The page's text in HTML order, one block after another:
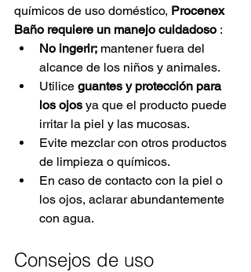
químicos de uso doméstico, Procenex
Baño requiere un manejo cuidadoso :
No ingerir; mantener fuera del
alcance de los niños y animales.
Utilice guantes y protección para
los ojos ya que el producto puede
irritar la piel y las mucosas.
Evite mezclar con otros productos
de limpieza o químicos.
En caso de contacto con la piel o
los ojos, aclarar abundantemente
con agua.
Consejos de uso